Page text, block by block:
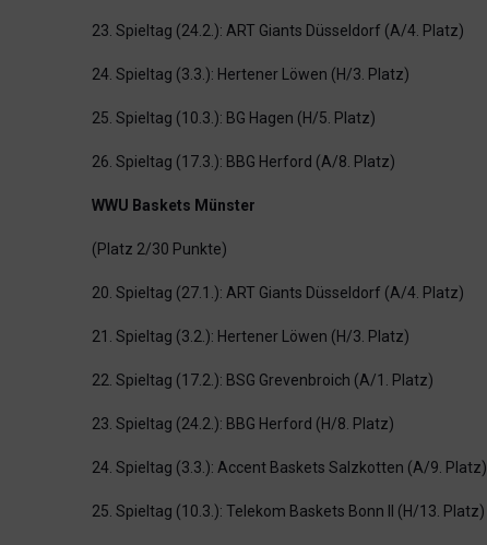
23. Spieltag (24.2.): ART Giants Düsseldorf (A/4. Platz)
24. Spieltag (3.3.): Her­tener Löwen (H/3. Platz)
25. Spieltag (10.3.): BG Hagen (H/5. Platz)
26. Spieltag (17.3.): BBG Herford (A/8. Platz)
WWU Baskets Münster
(Platz 2/30 Punkte)
20. Spieltag (27.1.): ART Giants Düsseldorf (A/4. Platz)
21. Spieltag (3.2.): Her­tener Löwen (H/3. Platz)
22. Spieltag (17.2.): BSG Grevenbroich (A/1. Platz)
23. Spieltag (24.2.): BBG Herford (H/8. Platz)
24. Spieltag (3.3.): Accent Baskets Salzkotten (A/9. Platz)
25. Spieltag (10.3.): Telekom Baskets Bonn II (H/13. Platz)